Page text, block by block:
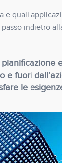
e quali
indietro
fuori
le